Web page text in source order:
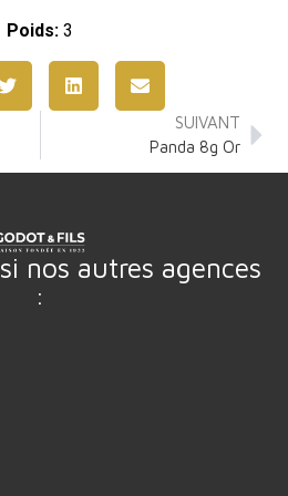
Poids: 3
SUIVANT
Panda 8g Or
nos autres agences
: